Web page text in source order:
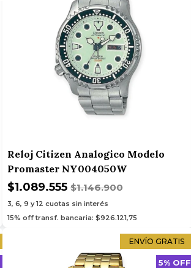
Reloj Citizen Analogico Modelo
Promaster NY004050W
$1.089.555$1.146.900
3, 6, 9 y 12 cuotas sin interés
15% off transf. bancaria: $926.121,75
ENVÍO GRATIS
5% OFF